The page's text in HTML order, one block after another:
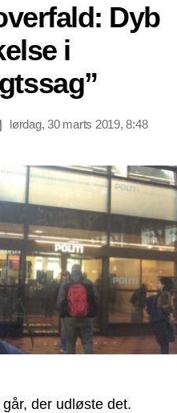
Dyb
i
lørdag, 30 marts 2019, 8:48
der udløste det.